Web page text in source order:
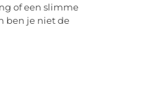
of een slimme
ben je niet de